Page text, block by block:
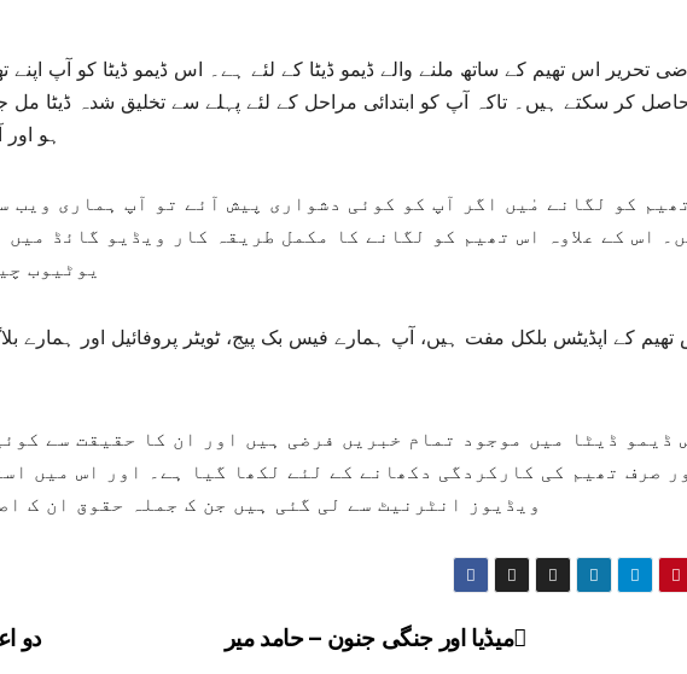
تحریر اس تھیم کے ساتھ ملنے والے ڈیمو ڈیٹا کے لئے ہے۔ اس ڈیمو ڈیٹا کو آپ
کر سکتے ہیں۔ تاکہ آپ کو ابتدائی مراحل کے لئے پہلے سے تخلیق شدہ ڈیٹا مل
ہو
کو لگانے مٰیں اگر آپ کو کوئی دشواری پیش آئے تو آپ ہماری ویب
اس کے علاوہ اس تھیم کو لگانے کا مکمل طریقہ کار ویڈیو گائڈ
یوٹیوب
کے اپڈیٹس بلکل مفت ہیں، آپ ہمارے فیس بک پیج، ٹویٹر پروفائیل اور ہمارے
ڈیمو ڈیٹا میں موجود تمام خبریں فرضی ہیں اور ان کا حقیقت سے
صرف تھیم کی کارکردگی دکھانے کے لئے لکھا گیا ہے۔ اور اس میں
ویڈیوز انٹرنیٹ سے لی گئی ہیں جن ک جملہ حقوق ان ک
میڈیا اور جنگی جنون – حامد میر دو